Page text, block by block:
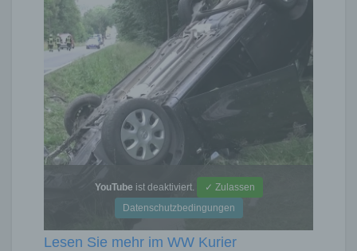
YouTube ist deaktiviert.
✓ Zulassen
Datenschutzbedingungen
Lesen Sie mehr im WW Kurier